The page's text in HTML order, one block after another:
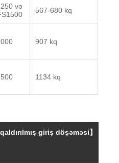
və
567-680 kq
907 kq
1134 kq
giriş döşəməsi】